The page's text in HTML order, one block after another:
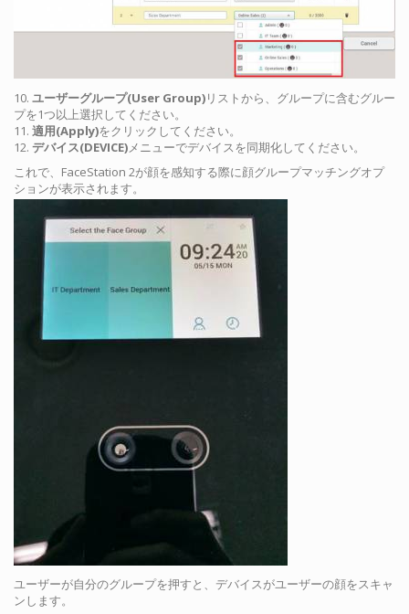
10. ユーザーグループ(User Group)リストから、グループに含むグルー
プを1つ以上選択してください。
11. 適用(Apply)をクリックしてください。
12. デバイス(DEVICE)メニューでデバイスを同期化してください。
これで、FaceStation 2が顔を感知する際に顔グループマッチングオプ
ションが表示されます。
ユーザーが自分のグループを押すと、デバイスがユーザーの顔をスキャ
ンします。